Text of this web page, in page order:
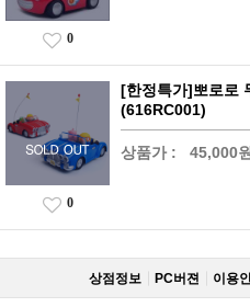
0
[한정특가]뽀로로
(616RC001)
상품가 : 45,000원
0
상점정보 PC버젼 이용